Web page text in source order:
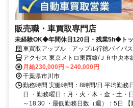
販売職・車買取専門店
未経験OK◆年間休日120日・残業5h◆ト
◆100%反響型◆飛込みテレアポノルマな
車買取アップル アップル行徳バイパ
アクセス 東京メトロ東西線/ＪＲ中央本
メトロ東西線/ＪＲ中央本線 行徳徒歩約
中央本線 南行徳南口徒歩約34分
月給230,000円～240,000円
千葉県市川市
勤務時間 実働時間：8時間/日 平均勤務
日 ・勤務曜日：月・火・木・金・土・
～18:30 ・最低勤務日数（週）：5日 【